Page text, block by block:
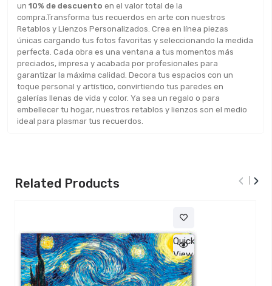
un 10% de descuento en el valor total de la
compra.Transforma tus recuerdos en arte con nuestros
Retablos y Lienzos Personalizados. Crea en línea piezas
únicas cargando tus fotos favoritas y seleccionando la medida
perfecta. Cada obra es una ventana a tus momentos más
preciados, impresa y acabada por profesionales para
garantizar la máxima calidad. Decora tus espacios con un
toque personal y artístico, convirtiendo tus paredes en
galerías llenas de vida y color. Ya sea un regalo o para
embellecer tu hogar, nuestros retablos y lienzos son el medio
ideal para plasmar tus recuerdos.
Related Products
Quick
View
‹ ›